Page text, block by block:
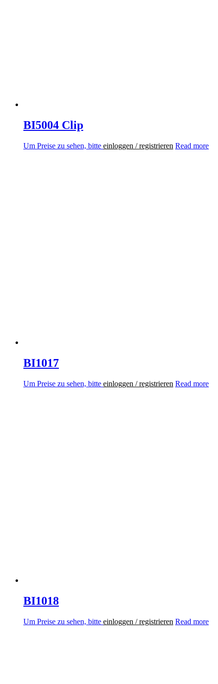
BI5004 Clip
Um Preise zu sehen, bitte einloggen / registrieren Read more
BI1017
Um Preise zu sehen, bitte einloggen / registrieren Read more
BI1018
Um Preise zu sehen, bitte einloggen / registrieren Read more